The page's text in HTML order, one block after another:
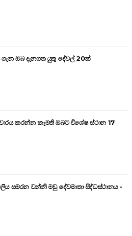
ඔබ දැනගත යුතු දේවල් 20ක්
කරන්න කැමති ඔබට විශේෂ ස්ථාන 17
සමරන වන්නි මඩු දේවමාතා සිද්ධස්ථානය -